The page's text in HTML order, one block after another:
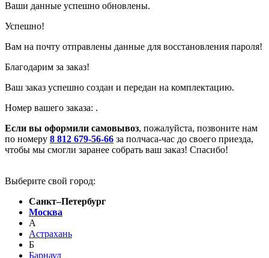
Ваши данные успешно обновлены.
Успешно!
Вам на почту отправлены данные для восстановления пароля!
Благодарим за заказ!
Ваш заказ успешно создан и передан на комплектацию.
Номер вашего заказа: .
Если вы оформили самовывоз, пожалуйста, позвоните нам
по номеру 8 812 679-56-66 за полчаса-час до своего приезда,
чтобы мы смогли заранее собрать ваш заказ! Спасибо!
Выберите свой город:
Санкт–Петербург
Москва
А
Астрахань
Б
Барнаул